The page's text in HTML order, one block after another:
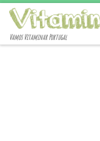
Vamos Vitaminar Portugal